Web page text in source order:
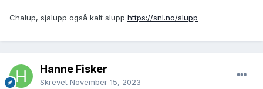
Chalup, sjalupp også kalt slupp https://snl.no/slupp
Hanne Fisker
Skrevet November 15, 2023